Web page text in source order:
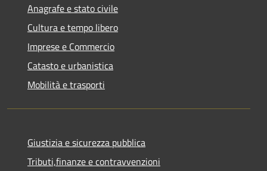
Anagrafe e stato civile
Cultura e tempo libero
Imprese e Commercio
Catasto e urbanistica
Mobilità e trasporti
Giustizia e sicurezza pubblica
Tributi,finanze e contravvenzioni